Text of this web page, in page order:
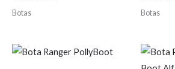
Botas Botas